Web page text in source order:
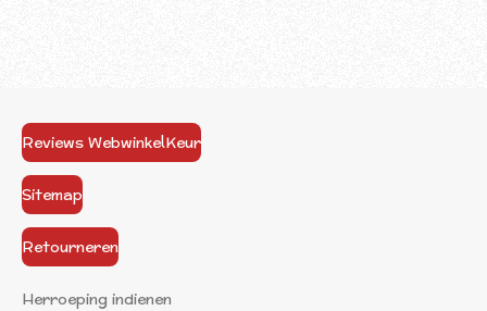
Reviews WebwinkelKeur
Sitemap
Retourneren
Herroeping indienen